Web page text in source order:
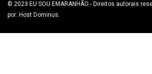
© 2023 EU SOU EMARANHÃO - Direitos autorais
por: Host Dominus.